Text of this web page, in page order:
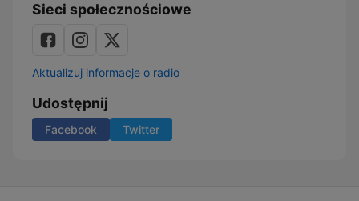
Sieci społecznościowe
Aktualizuj informacje o radio
Udostępnij
Facebook Twitter